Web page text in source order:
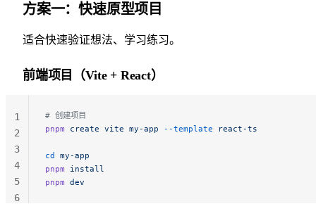
方案一：快速原型项目
适合快速验证想法、学习练习。
前端项目（Vite + React）
# 创建项目
pnpm create vite my-app --template react-ts
cd my-app
pnpm install
pnpm dev
1
2
3
4
5
6